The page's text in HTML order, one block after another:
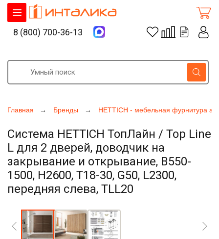
Главная Бренды HETTICH - мебельная фурнитура
Система HETTICH ТопЛайн / Top Line
L для 2 дверей, доводчик на
закрывание и открывание, B550-
1500, H2600, T18-30, G50, L2300,
передняя слева, TLL20
8 (800) 700-36-13